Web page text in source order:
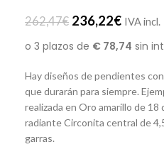
262,47€ 236,22€ IVA incl.
Hay diseños de pendientes
que durarán para siempre.
realizada en Oro amarillo de
radiante Circonita central de
garras.